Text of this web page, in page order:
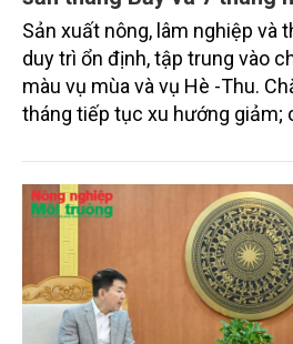
Tình hình sản xuất nông,
sản tháng Bảy và 7 tháng
Sản xuất nông, lâm nghiệp và
duy trì ổn định, tập trung vào
màu vụ mùa và vụ Hè -Thu.
tháng tiếp tục xu hướng giảm;
triển ổn định; chăn nuôi gia
trưởng khá. Diện tích rừng
thủy sản đều tăng nhẹ.